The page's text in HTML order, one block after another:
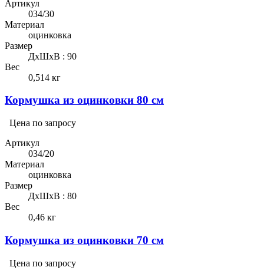
Артикул
034/30
Материал
оцинковка
Размер
ДхШхВ : 90
Вес
0,514 кг
Кормушка из оцинковки 80 см
Цена по запросу
Артикул
034/20
Материал
оцинковка
Размер
ДхШхВ : 80
Вес
0,46 кг
Кормушка из оцинковки 70 см
Цена по запросу